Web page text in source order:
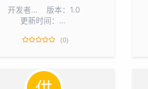
开发者： jxw222
版本：1.0
更新时间：2026-07-28
(0)